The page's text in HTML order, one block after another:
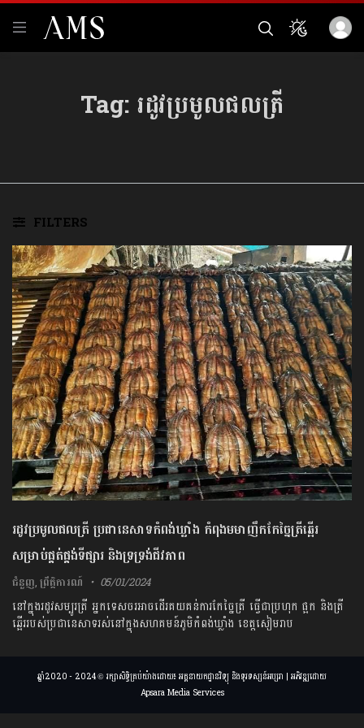
Tag:រដូវប្រមូលផលត្រី
FILTERS
រដូវប្រមូលផលត្រី ប្រជានេសាទកំពង់ឃ្លាំង កំពុងមមាញឹកកែច្នៃត្រីឆ្អើរ
សម្រាប់ផ្គត់ផ្គង់ទីផ្សារ និងទ្រទ្រង់ជីវភាព
ជំនួញ,ព្រឹត្តិការណ៍ 05/01/2024
នៅក្នុងរដូវសម្បូរត្រី អ្នកទេសចរអាចដើរគយគន់ការកែច្នៃត្រី ធ្វើជាប្រហុក ផ្អក និងត្រី
ឆ្អើររបស់ប្រជានេសាទរស់នៅក្នុងសហគមន៍ភូមិកំពង់ឃ្លាំង ខេត្តសៀមរាប
ឆ្នាំ2020 - 2024 © រក្សាសិទ្ធិគ្រប់យ៉ាងដោយ៖ អគ្គនាយកដ្ឋានវិទ្យុ និងទូរទស្សន៍អប្សរា | អភិវឌ្ឍដោយ
Apsara Media Services